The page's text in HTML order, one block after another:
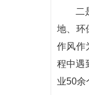
二
地、环
作风作
程中遇
业50余